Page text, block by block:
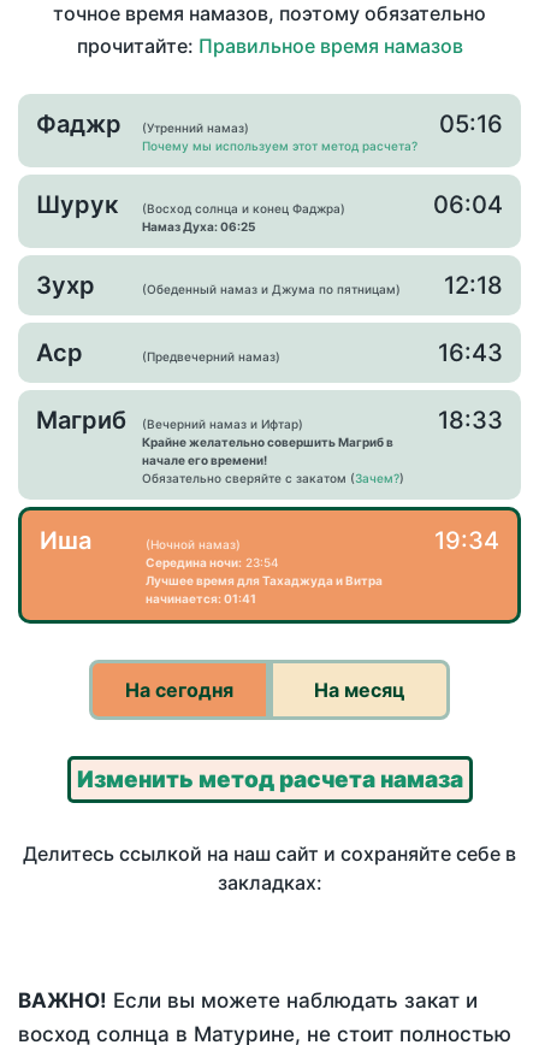
точное время намазов, поэтому обязательно
прочитайте: Правильное время намазов
Фаджр
(Утренний намаз)
Почему мы используем этот метод расчета?
05:16
Шурук
(Восход солнца и конец Фаджра)
Намаз Духа: 06:25
06:04
Зухр (Обеденный намаз и Джума по пятницам) 12:18
Аср (Предвечерний намаз) 16:43
Магриб
(Вечерний намаз и Ифтар)
Крайне желательно совершить Магриб в
начале его времени!
Обязательно сверяйте с закатом (Зачем?)
18:33
Иша
(Ночной намаз)
Середина ночи: 23:54
Лучшее время для Тахаджуда и Витра
начинается: 01:41
19:34
На сегодня На месяц
Изменить метод расчета намаза
Делитесь ссылкой на наш сайт и сохраняйте себе в
закладках:
ВАЖНО! Если вы можете наблюдать закат и
восход солнца в Матурине, не стоит полностью